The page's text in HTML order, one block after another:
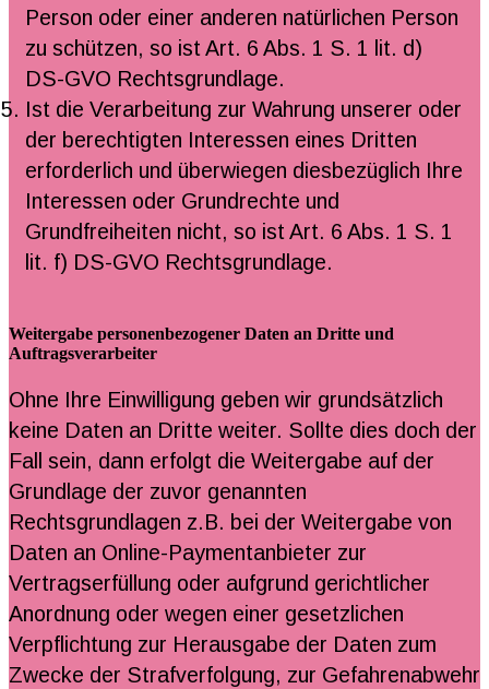
Person oder einer anderen natürlichen Person
zu schützen, so ist Art. 6 Abs. 1 S. 1 lit. d)
DS-GVO Rechtsgrundlage.
Ist die Verarbeitung zur Wahrung unserer oder
der berechtigten Interessen eines Dritten
erforderlich und überwiegen diesbezüglich Ihre
Interessen oder Grundrechte und
Grundfreiheiten nicht, so ist Art. 6 Abs. 1 S. 1
lit. f) DS-GVO Rechtsgrundlage.
Weitergabe personenbezogener Daten an Dritte und
Auftragsverarbeiter
Ohne Ihre Einwilligung geben wir grundsätzlich
keine Daten an Dritte weiter. Sollte dies doch der
Fall sein, dann erfolgt die Weitergabe auf der
Grundlage der zuvor genannten
Rechtsgrundlagen z.B. bei der Weitergabe von
Daten an Online-Paymentanbieter zur
Vertragserfüllung oder aufgrund gerichtlicher
Anordnung oder wegen einer gesetzlichen
Verpflichtung zur Herausgabe der Daten zum
Zwecke der Strafverfolgung, zur Gefahrenabwehr